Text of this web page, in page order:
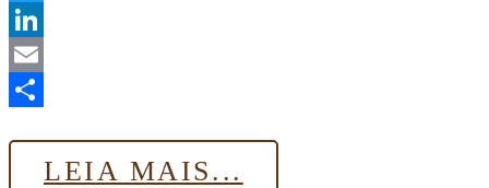
Twitter
LinkedIn
Email
LEIA MAIS...